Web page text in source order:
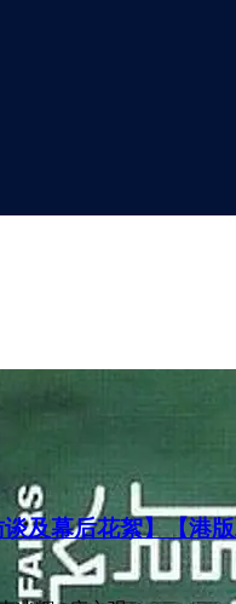
及幕后花絮】【